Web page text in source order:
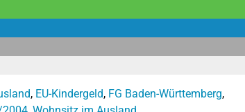
, EU-Kindergeld, FG Baden-Württemberg,